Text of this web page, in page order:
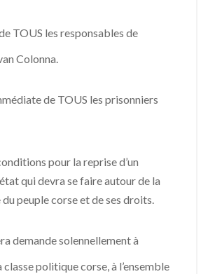
TOUS les responsables de
Colonna.
de TOUS les prisonniers
pour la reprise d’un
qui devra se faire autour de la
peuple corse et de ses droits.
demande solennellement à
classe politique corse, à l’ensemble